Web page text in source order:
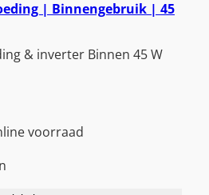
| Binnengebruik | 45
& inverter Binnen 45 W
voorraad